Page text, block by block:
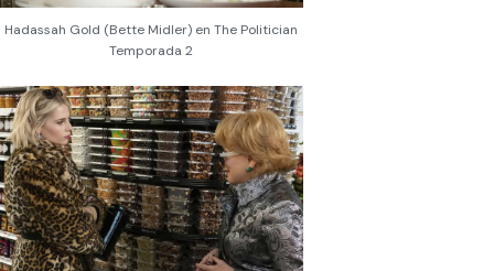
Hadassah Gold (Bette Midler) en The Politician
Temporada 2